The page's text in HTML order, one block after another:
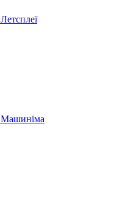
Летсплеї
Машиніма